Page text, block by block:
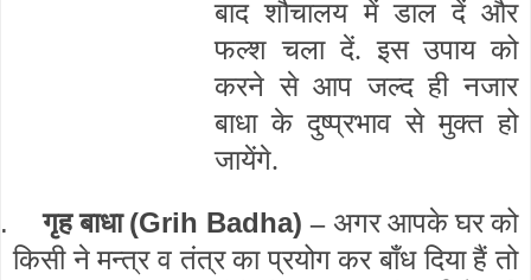
बाद शौचालय में डाल दें और
फल्श चला दें. इस उपाय को
करने से आप जल्द ही नजार
बाधा के दुष्प्रभाव से मुक्त हो
जायेंगे.
गृह बाधा(Grih Badha)–अगर आपके घर को
किसी ने मन्त्र व तंत्र का प्रयोग कर बाँध दिया हैं तो